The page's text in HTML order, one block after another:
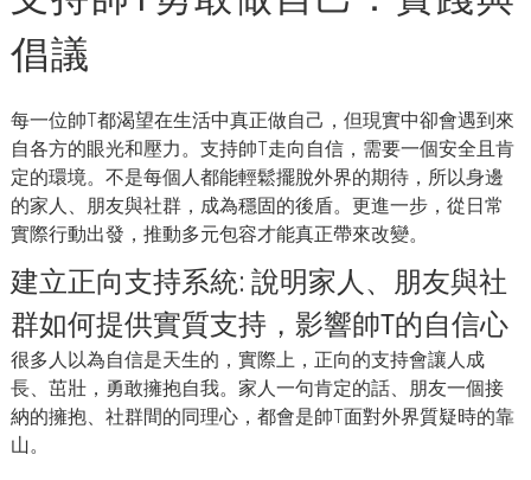
倡議
每一位帥T都渴望在生活中真正做自己，但現實中卻會遇到來
自各方的眼光和壓力。支持帥T走向自信，需要一個安全且肯
定的環境。不是每個人都能輕鬆擺脫外界的期待，所以身邊
的家人、朋友與社群，成為穩固的後盾。更進一步，從日常
實際行動出發，推動多元包容才能真正帶來改變。
建立正向支持系統: 說明家人、朋友與社
群如何提供實質支持，影響帥T的自信心
很多人以為自信是天生的，實際上，正向的支持會讓人成
長、茁壯，勇敢擁抱自我。家人一句肯定的話、朋友一個接
納的擁抱、社群間的同理心，都會是帥T面對外界質疑時的靠
山。